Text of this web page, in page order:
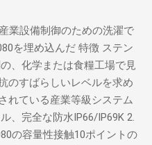
業設備制御のための洗濯で
を埋め込んだ 特徴 ステン
、化学または食糧工場で見
のすばらしいレベルを求め
れている産業等級システム
、完全な防水IP66/IP69K 2.
の容量性接触10ポイントの